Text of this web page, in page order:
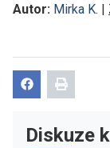
Autor: Mirka K. |
Diskuze